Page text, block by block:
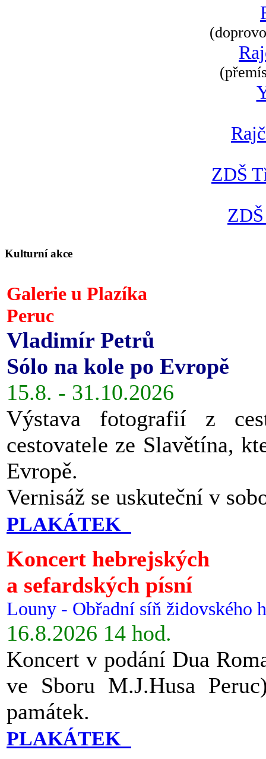
ZDŠ
Kulturní akce
Galerie u Plazíka
Peruc
Vladimír Petrů
Sólo na kole po Evropě
15.8. - 31.10.2026
Výstava fotografií z
cestovatele ze Slavětína,
Evropě.
Vernisáž se uskuteční v
PLAKÁTEK
Koncert hebrejských
a sefardských písní
Louny - Obřadní síň židovského
16.8.2026 14 hod.
Koncert v podání Dua
ve Sboru M.J.Husa
památek.
PLAKÁTEK